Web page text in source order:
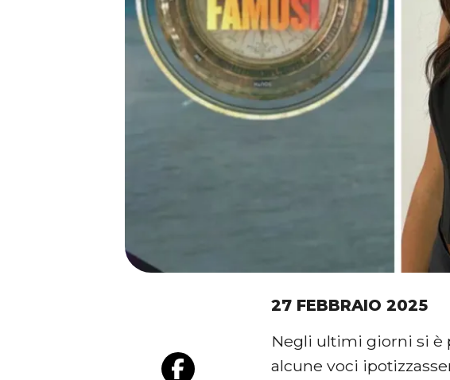
27 FEBBRAIO 2025
Negli ultimi giorni si è
alcune voci